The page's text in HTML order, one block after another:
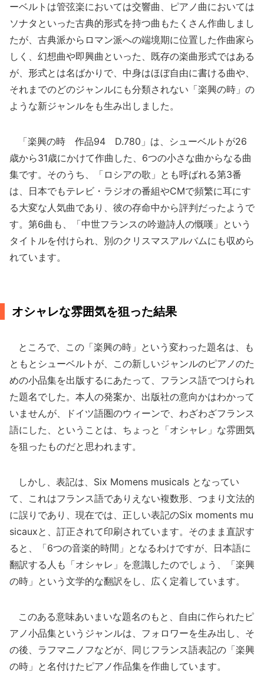
ーベルトは管弦楽においては交響曲、ピアノ曲においては
ソナタといった古典的形式を持つ曲もたくさん作曲しまし
たが、古典派からロマン派への端境期に位置した作曲家ら
しく、幻想曲や即興曲といった、既存の楽曲形式ではある
が、形式とは名ばかりで、中身はほぼ自由に書ける曲や、
それまでのどのジャンルにも分類されない「楽興の時」の
ような新ジャンルをも生み出しました。
「楽興の時 作品94 D.780」は、シューベルトが26
歳から31歳にかけて作曲した、6つの小さな曲からなる曲
集です。そのうち、「ロシアの歌」とも呼ばれる第3番
は、日本でもテレビ・ラジオの番組やCMで頻繁に耳にす
る大変な人気曲であり、彼の存命中から評判だったようで
す。第6曲も、「中世フランスの吟遊詩人の慨嘆」という
タイトルを付けられ、別のクリスマスアルバムにも収めら
れています。
オシャレな雰囲気を狙った結果
ところで、この「楽興の時」という変わった題名は、も
ともとシューベルトが、この新しいジャンルのピアノのた
めの小品集を出版するにあたって、フランス語でつけられ
た題名でした。本人の発案か、出版社の意向かはわかって
いませんが、ドイツ語圏のウィーンで、わざわざフランス
語にした、ということは、ちょっと「オシャレ」な雰囲気
を狙ったものだと思われます。
しかし、表記は、Six Momens musicals となってい
て、これはフランス語でありえない複数形、つまり文法的
に誤りであり、現在では、正しい表記のSix moments mu
sicauxと、訂正されて印刷されています。そのまま直訳す
ると、「6つの音楽的時間」となるわけですが、日本語に
翻訳する人も「オシャレ」を意識したのでしょう、「楽興
の時」という文学的な翻訳をし、広く定着しています。
このある意味あいまいな題名のもと、自由に作られたピ
アノ小品集というジャンルは、フォロワーを生み出し、そ
の後、ラフマニノフなどが、同じフランス語表記の「楽興
の時」と名付けたピアノ作品集を作曲しています。